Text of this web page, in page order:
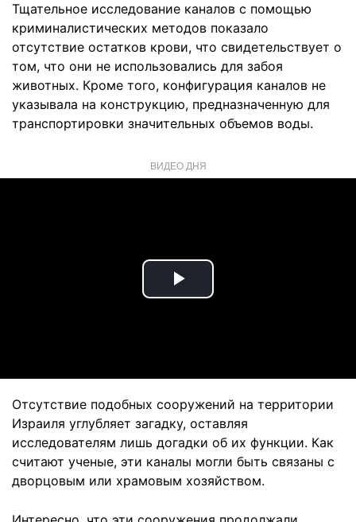
Тщательное исследование каналов с помощью
криминалистических методов показало
отсутствие остатков крови, что свидетельствует о
том, что они не использовались для забоя
животных. Кроме того, конфигурация каналов не
указывала на конструкцию, предназначенную для
транспортировки значительных объемов воды.
ВИДЕО ДНЯ
Play
Отсутствие подобных сооружений на территории
Израиля углубляет загадку, оставляя
исследователям лишь догадки об их функции. Как
считают ученые, эти каналы могли быть связаны с
дворцовым или храмовым хозяйством.